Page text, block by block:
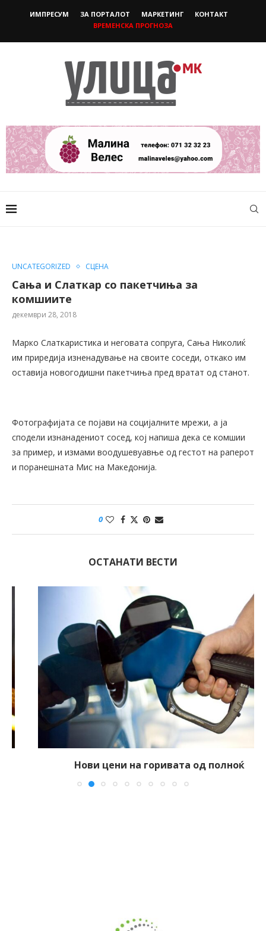
ИМПРЕСУМ ЗА ПОРТАЛОТ МАРКЕТИНГ
КОНТАКТ
ВРЕМЕНСКА ПРОГНОЗА
UNCATEGORIZED СЦЕНА
Сања и Слаткар со пакетчиња за
комшиите
декември 28, 2018
Марко Слаткаристика и неговата сопруга, Сања Николиќ
им приредија изненадување на своите соседи, откако им
оставија новогодишни пакетчиња пред вратат од станот.
Фотографијата се појави на социјалните мрежи, а ја
сподели изнанадениот сосед, кој напиша дека се комшии
за пример, и измами воодушевуавње од гестот на раперот
и поранешната Мис на Македонија.
0
ОСТАНАТИ ВЕСТИ
Нови цени на горивата од полноќ